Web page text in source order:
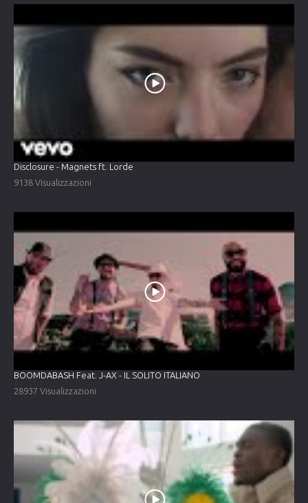
Disclosure - Magnets ft. Lorde
9138 Visualizzazioni
BOOMDABASH Feat. J-AX - IL SOLITO ITALIANO
28937 Visualizzazioni